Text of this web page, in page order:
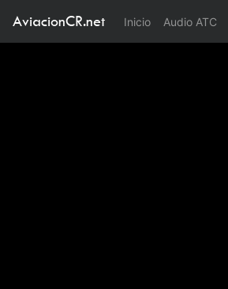
AviacionCR.net Inicio(current)
Audio ATC